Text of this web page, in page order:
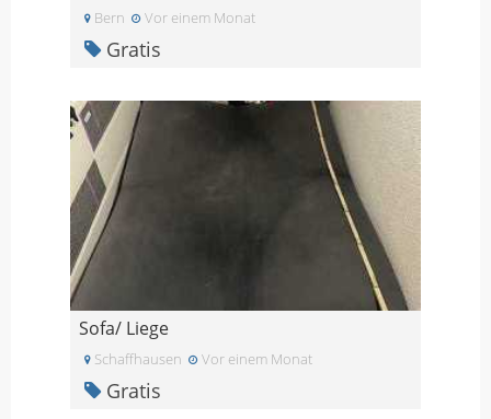
Bern Vor einem Monat
Gratis
Sofa/ Liege
Schaffhausen Vor einem Monat
Gratis